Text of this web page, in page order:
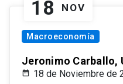
18 NOV
Macroeconomía
Jeronimo Carballo,
18 de Noviembre de